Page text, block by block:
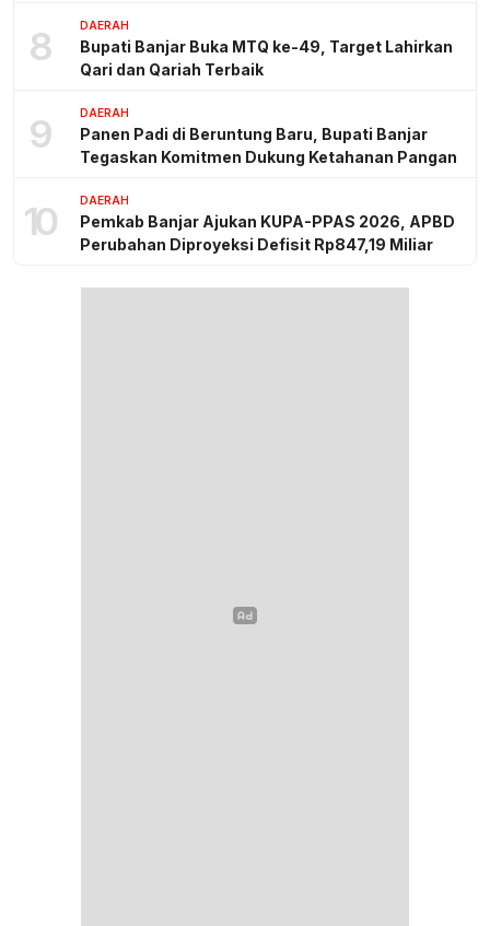
8 DAERAH
Bupati Banjar Buka MTQ ke-49, Target Lahirkan
Qari dan Qariah Terbaik
9 DAERAH
Panen Padi di Beruntung Baru, Bupati Banjar
Tegaskan Komitmen Dukung Ketahanan Pangan
10 DAERAH
Pemkab Banjar Ajukan KUPA-PPAS 2026, APBD
Perubahan Diproyeksi Defisit Rp847,19 Miliar